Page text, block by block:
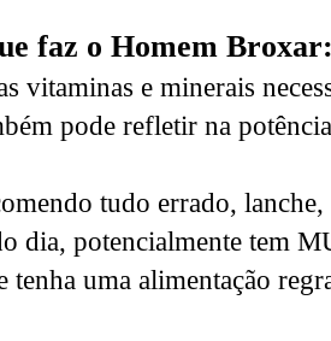
faz o Homem
vitaminas e minerais
pode refletir na
tudo errado,
dia, potencialmente tem
tenha uma alimentação